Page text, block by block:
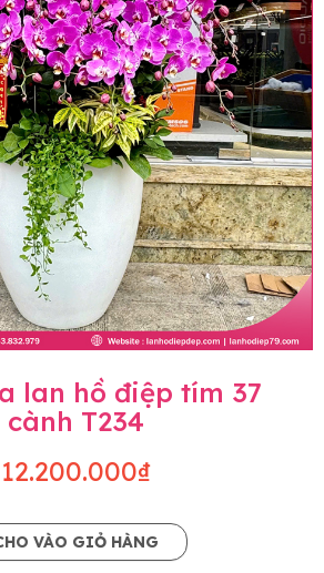
lan hồ điệp tím 37
cành T234
12.200.000₫
VÀO GIỎ HÀNG